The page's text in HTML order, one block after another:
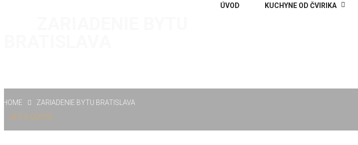
ÚVOD KUCHYNE OD ČVIRIKA
HOME
ZARIADENIE BYTU BRATISLAVA
GET A QUOTE